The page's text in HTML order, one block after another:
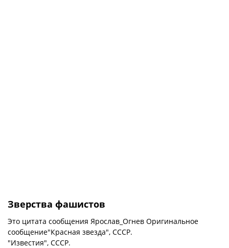
Зверства фашистов
Это цитата сообщения Ярослав_Огнев Оригинальное
сообщение"Красная звезда", СССР.
"Известия", СССР.